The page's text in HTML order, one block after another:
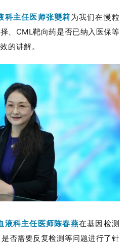
科主任医师张龑莉为我们在慢粒
、CML靶向药是否已纳入医保等
的讲解。
液科主任医师陈春燕在基因检测
否需要反复检测等问题进行了针